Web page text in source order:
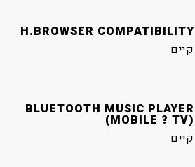
H.BROWSER COMPATIBILITY
קיים
BLUETOOTH MUSIC PLAYER
(MOBILE ? TV)
קיים